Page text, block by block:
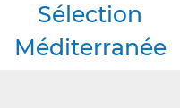
Sélection
Méditerranée